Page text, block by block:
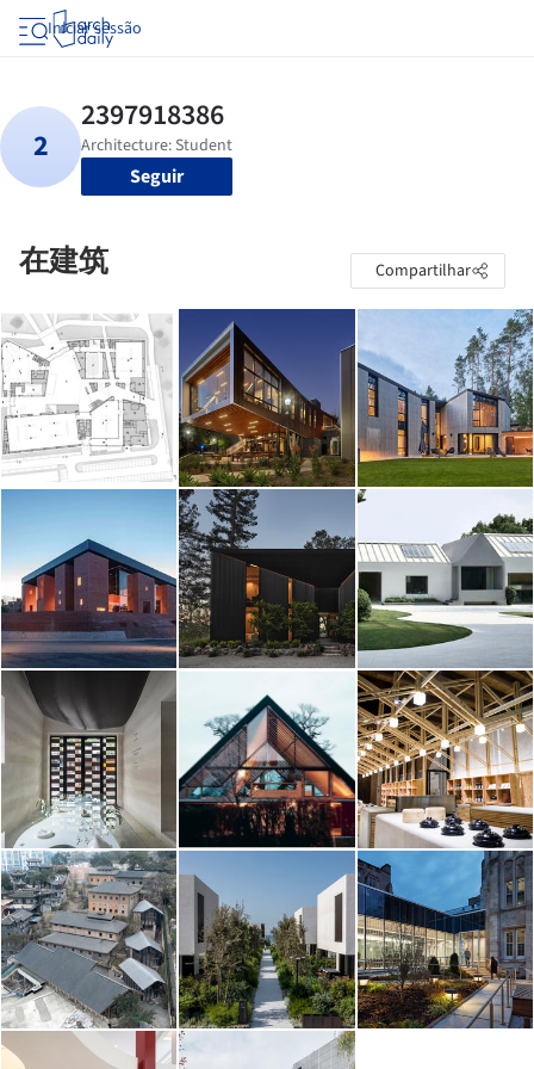
Iniciar sessão
Seguir
在建筑 Compartilhar